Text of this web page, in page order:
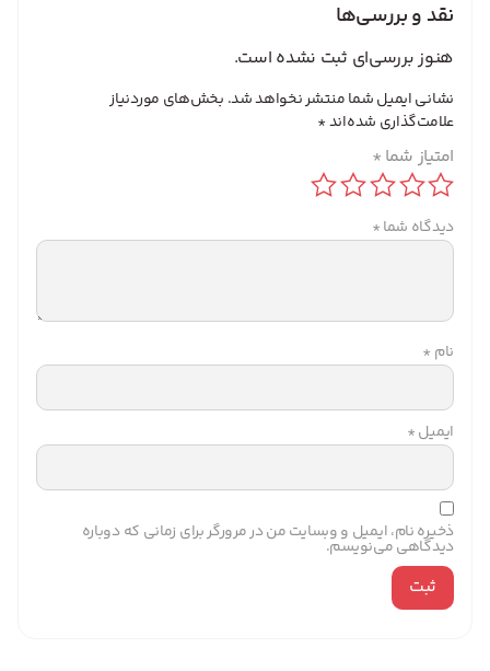
نقد و بررسی‌ها
هنوز بررسی‌ای ثبت نشده است.
نشانی ایمیل شما منتشر نخواهد شد. بخش‌های موردنیاز
علامت‌گذاری شده‌اند*
امتیاز شما *
دیدگاه شما*
نام *
ایمیل*
ذخیره نام، ایمیل و وبسایت من در مرورگر برای زمانی که دوباره
دیدگاهی می‌نویسم.